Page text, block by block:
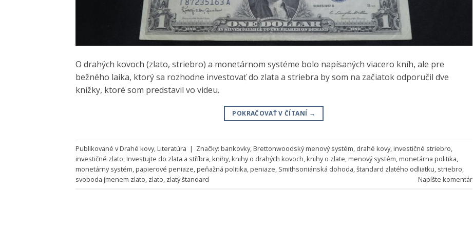
O drahých kovoch (zlato, striebro) a monetárnom systéme bolo napísaných viacero kníh, ale pre
bežného laika, ktorý sa rozhodne investovať do zlata a striebra by som na začiatok odporučil dve
knižky, ktoré som predstavil vo videu.
POKRAČOVAŤ V ČÍTANÍ →
Publikované vDrahé kovy,Literatúra | Značky: bankovky,Brettonwoodský menový systém, drahé kovy,investičné striebro,
investičné zlato,Investujte do zlata a stříbra,knihy,knihy o drahých kovoch,knihy o zlate,menový systém,monetárna politika,
monetárny systém,papierové peniaze,peňažná politika,peniaze, Smithsoniánská dohoda,štandard zlatého odliatku, striebro,
svoboda jmenem zlato, zlato, zlatý štandard Napíšte komentár